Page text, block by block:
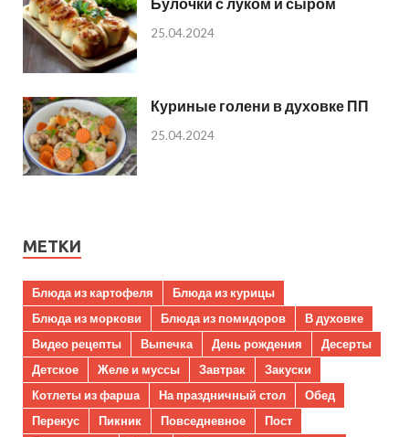
25.04.2024
Куриные голени в духовке ПП
25.04.2024
МЕТКИ
Блюда из картофеля
Блюда из курицы
Блюда из моркови
Блюда из помидоров
В духовке
Видео рецепты
Выпечка День рождения
Десерты
Детское
Желе и муссы Завтрак
Закуски
Котлеты из фарша
На праздничный стол
Обед
Перекус
Пикник Повседневное
Пост